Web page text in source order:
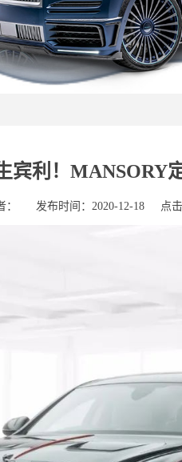
宾利！MANSORY
： 发布时间：2020-12-18 点